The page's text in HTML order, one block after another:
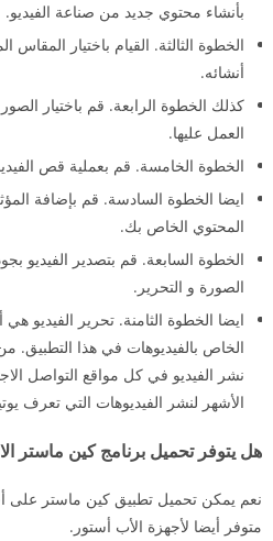
بأنشاء محتوي جديد من صناعة الفيديو.
الخطوة الثالثة. القيام باختيار
أنشائه.
كذلك الخطوة الرابعة. قم باختيار
العمل عليها.
الخطوة الخامسة. قم بعملية قص
ايضا الخطوة السادسة. قم بإضافة
المحتوي الخاص بك.
الخطوة السابعة. قم بتصدير الفيديو
الصورة و التحرير.
ايضا الخطوة الثامنة. تحرير الفيديو
الخاص بالفيديوهات في هذا
نشر الفيديو في كل مواقع التواصل
الأشهر لنشر الفيديوهات التي تعرف
هل يتوفر تحميل برنامج كين ماستر الازرق
نعم يمكن تحميل تطبيق كين ماستر على
متوفر أيضا لأجهزة الأب أستور.